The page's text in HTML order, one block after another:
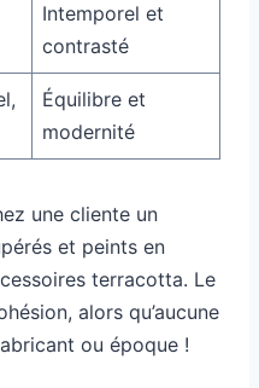
Intemporel et
contrasté
Équilibre et
modernité
une cliente un
et peints en
terracotta. Le
alors qu’aucune
ou époque !